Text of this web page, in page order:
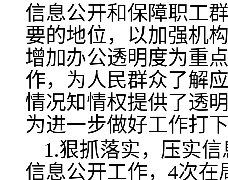
信息公开和保障职工
要的地位，以加强机
增加办公透明度为重
作，为人民群众了解
情况知情权提供了透
为进一步做好工作打
1.狠抓落实，压实
信息公开工作，4次